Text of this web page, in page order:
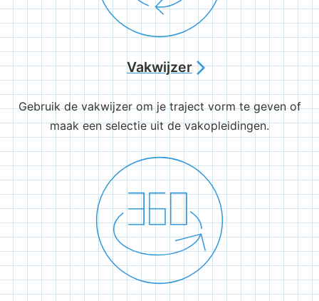
Vakwijzerarrow_forward_ios
Gebruik de vakwijzer om je traject vorm te geven of
maak een selectie uit de vakopleidingen.